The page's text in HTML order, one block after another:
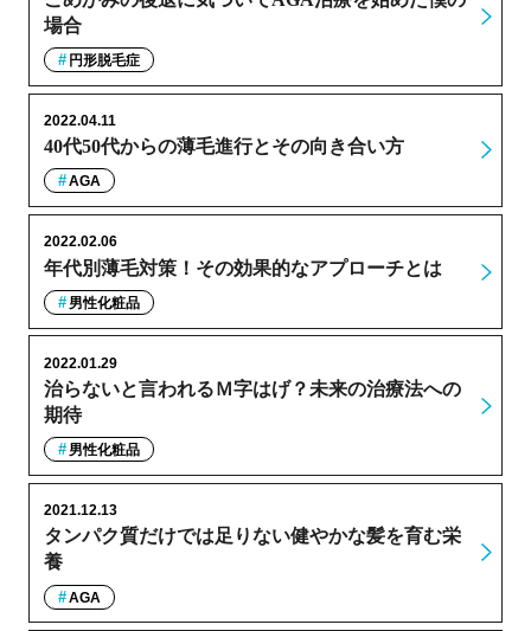
場合
円形脱毛症
40代50代からの薄毛進行とその向き合い方
2022.04.11
AGA
年代別薄毛対策！その効果的なアプローチとは
2022.02.06
男性化粧品
治らないと言われるＭ字はげ？未来の治療法への
期待
2022.01.29
男性化粧品
タンパク質だけでは足りない健やかな髪を育む栄
養
2021.12.13
AGA